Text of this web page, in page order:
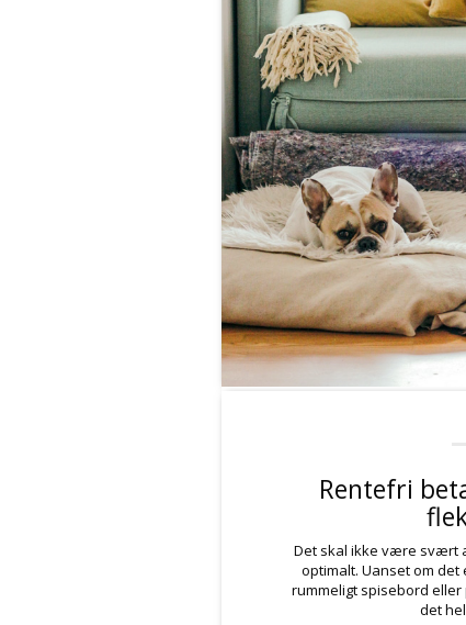
Rentefri
Det skal ikke være svært
optimalt. Uanset om det
rummeligt spisebord
det